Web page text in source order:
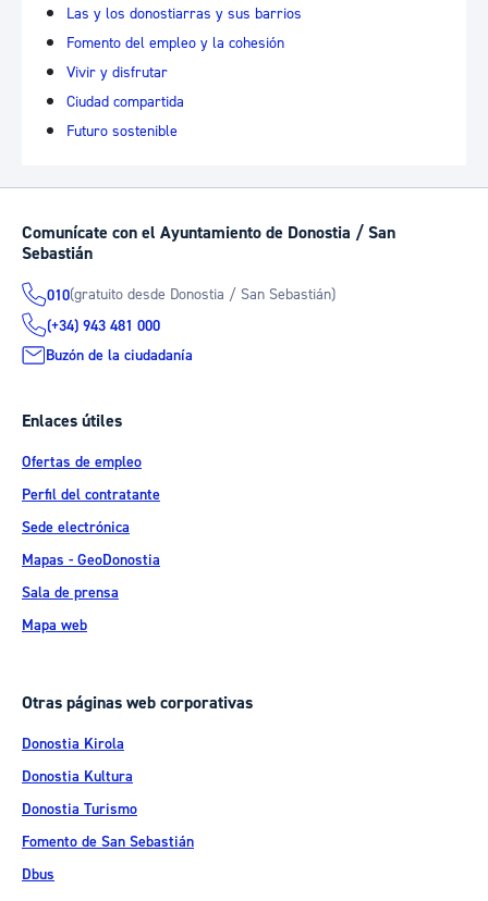
Las y los donostiarras y sus barrios
Fomento del empleo y la cohesión
Vivir y disfrutar
Ciudad compartida
Futuro sostenible
Comunícate con el Ayuntamiento de Donostia / San
Sebastián
010(gratuito desde Donostia / San Sebastián)
(+34) 943 481 000
Buzón de la ciudadanía
Enlaces útiles
Ofertas de empleo
Perfil del contratante
Sede electrónica
Mapas - GeoDonostia
Sala de prensa
Mapa web
Otras páginas web corporativas
Donostia Kirola
Donostia Kultura
Donostia Turismo
Fomento de San Sebastián
Dbus